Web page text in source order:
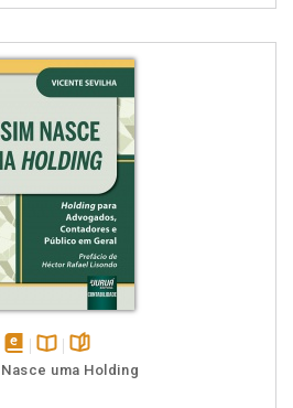
disponívelDisponível
páginas
uma Holding